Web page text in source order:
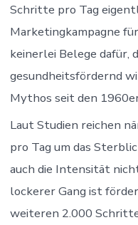
Schritte pro Tag
Marketingkampagne
keinerlei Belege dafür,
gesundheitsfördernd
Mythos seit den
Laut Studien reichen
pro Tag um das
auch die Intensität
lockerer Gang ist
weiteren 2.000